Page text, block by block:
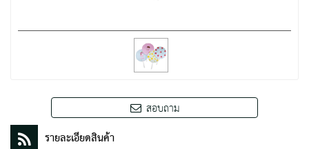
สอบถาม
รายละเอียดสินค้า